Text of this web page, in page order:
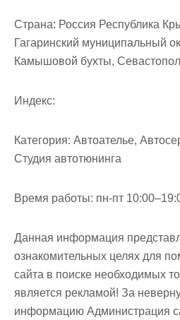
Страна: Россия Республика
Гагаринский муниципальный
Камышовой бухты,
Индекс:
Категория: Автоателье,
Студия автотюнинга
Время работы: пн-пт
Данная информация
ознакомительных целях для
сайта в поиске необходимых
является рекламой! За
информацию Администрация